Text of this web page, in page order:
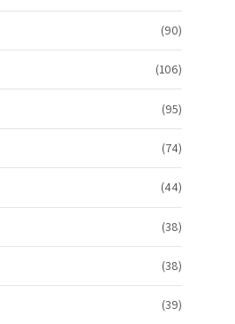
(90)
(106)
(95)
(74)
(44)
(38)
(38)
(39)